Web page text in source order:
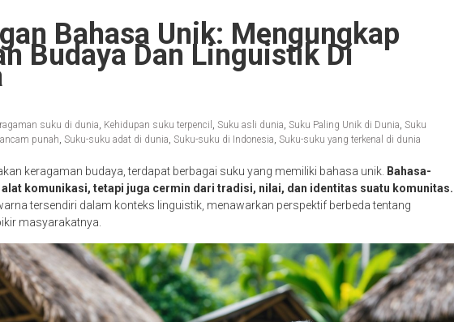
Bahasa Unik: Mengungkap
Budaya Dan Linguistik Di
suku di dunia, Kehidupan suku terpencil , Suku asli dunia, Suku Paling Unik di Dunia, Suku
punah, Suku-suku adat di dunia, Suku-suku di Indonesia, Suku-suku yang terkenal di dunia
keragaman budaya, terdapat berbagai suku yang memiliki bahasa unik. Bahasa-
alat komunikasi, tetapi juga cermin dari tradisi, nilai, dan identitas suatu komunitas.
tersendiri dalam konteks linguistik, menawarkan perspektif berbeda tentang
masyarakatnya.